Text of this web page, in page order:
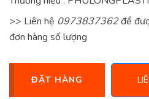
>> Liên hệ 0973837362để
đơn hàng số lượng
ĐẶT HÀNG